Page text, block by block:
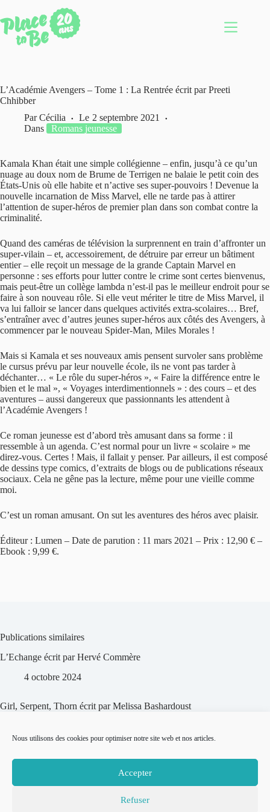
Nous utilisons des cookies pour optimiser notre site web et nos articles.
Accepter
Refuser
au
contenu
L’Académie Avengers – Tome 1 : La Rentrée écrit par Preeti
Chhibber
Par Cécilia Le 2 septembre 2021
Dans
Romans jeunesse
Kamala Khan était une simple collégienne – enfin, jusqu’à ce qu’un
nuage au doux nom de Brume de Terrigen ne balaie le petit coin des
États-Unis où elle habite et n’active ses super-pouvoirs ! Devenue la
nouvelle incarnation de Miss Marvel, elle ne tarde pas à attirer
l’attention de super-héros de premier plan dans son combat contre la
criminalité.
Quand des caméras de télévision la surprennent en train d’affronter un
super-vilain – et, accessoirement, de détruire par erreur un bâtiment
entier – elle reçoit un message de la grande Captain Marvel en
personne : ses efforts pour lutter contre le crime sont certes bienvenus,
mais peut-être un collège lambda n’est-il pas le meilleur endroit pour se
faire à son nouveau rôle. Si elle veut mériter le titre de Miss Marvel, il
va lui falloir se lancer dans quelques activités extra-scolaires… Bref,
s’entraîner avec d’autres jeunes super-héros aux côtés des Avengers, à
commencer par le nouveau Spider-Man, Miles Morales !
Mais si Kamala et ses nouveaux amis pensent survoler sans problème
le cursus prévu par leur nouvelle école, ils ne vont pas tarder à
déchanter… « Le rôle du super-héros », « Faire la différence entre le
bien et le mal », « Voyages interdimentionnels » : des cours – et des
aventures – aussi dangereux que passionnants les attendent à
l’Académie Avengers !
Ce roman jeunesse est d’abord très amusant dans sa forme : il
ressemble à un agenda. C’est normal pour un livre « scolaire » me
direz-vous. Certes ! Mais, il fallait y penser. Par ailleurs, il est composé
de dessins type comics, d’extraits de blogs ou de publications réseaux
sociaux. Cela ne gêne pas la lecture, même pour une vieille comme
moi.
C’est un roman amusant. On sut les aventures des héros avec plaisir.
Éditeur : Lumen – Date de parution : 11 mars 2021 – Prix : 12,90 € –
Ebook : 9,99 €.
Publications similaires
L’Echange écrit par Hervé Commère
4 octobre 2024
Girl, Serpent, Thorn écrit par Melissa Bashardoust